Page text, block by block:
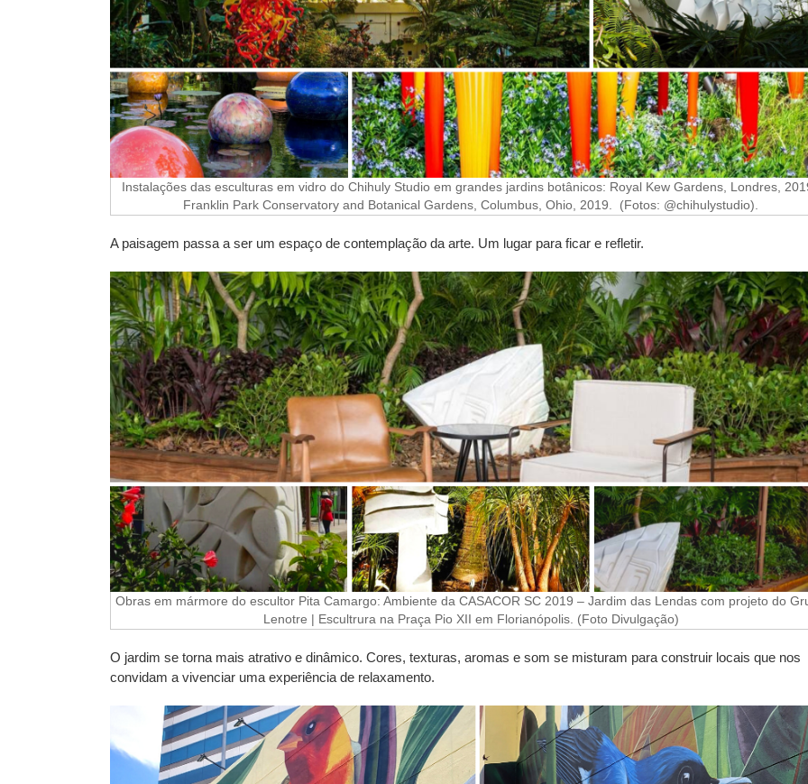
Instalações das esculturas em vidro do Chihuly Studio em grandes jardins botânicos: Royal Kew Gardens, Londres,
Franklin Park Conservatory and Botanical Gardens, Columbus, Ohio, 2019. (Fotos: @chihulystudio).
A paisagem passa a ser um espaço de contemplação da arte. Um lugar para ficar e refletir.
Obras em mármore do escultor Pita Camargo: Ambiente da CASACOR SC 2019 – Jardim das Lendas com projeto do
Lenotre | Escultrura na Praça Pio XII em Florianópolis. (Foto Divulgação)
O jardim se torna mais atrativo e dinâmico. Cores, texturas, aromas e som se misturam para construir locais que nos
convidam a vivenciar uma experiência de relaxamento.